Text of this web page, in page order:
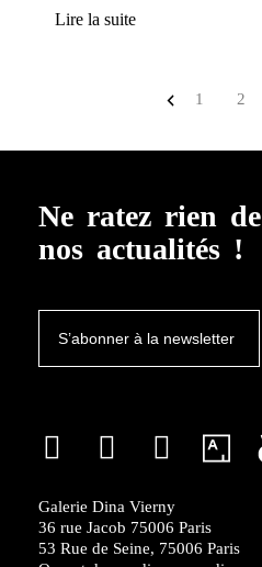
Lire la suite
1 2
Ne ratez rien de
nos actualités !
S’abonner à la newsletter
Galerie Dina Vierny
36 rue Jacob 75006 Paris
53 Rue de Seine, 75006 Paris